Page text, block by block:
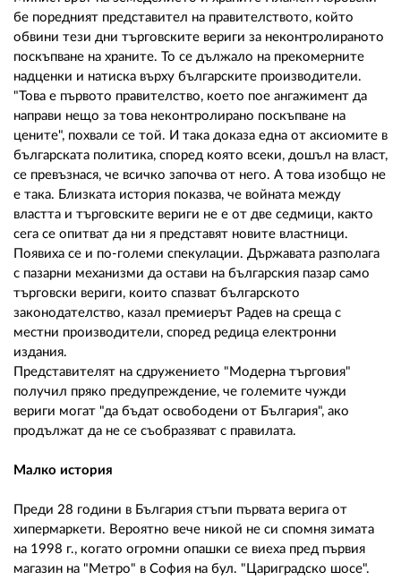
бе поредният представител на правителството, който
обвини тези дни търговските вериги за неконтролираното
поскъпване на храните. То се дължало на прекомерните
надценки и натиска върху българските производители.
"Това е първото правителство, което пое ангажимент да
направи нещо за това неконтролирано поскъпване на
цените", похвали се той. И така доказа една от аксиомите в
българската политика, според която всеки, дошъл на власт,
се превъзнася, че всичко започва от него. А това изобщо не
е така. Близката история показва, че войната между
властта и търговските вериги не е от две седмици, както
сега се опитват да ни я представят новите властници.
Появиха се и по-големи спекулации. Държавата разполага
с пазарни механизми да остави на българския пазар само
търговски вериги, които спазват българското
законодателство, казал премиерът Радев на среща с
местни производители, според редица електронни
издания.
Представителят на сдружението "Модерна търговия"
получил пряко предупреждение, че големите чужди
вериги могат "да бъдат освободени от България", ако
продължат да не се съобразяват с правилата.
Малко история
Преди 28 години в България стъпи първата верига от
хипермаркети. Вероятно вече никой не си спомня зимата
на 1998 г., когато огромни опашки се виеха пред първия
магазин на "Метро" в София на бул. "Цариградско шосе".